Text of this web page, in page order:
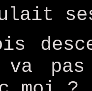
ses
va